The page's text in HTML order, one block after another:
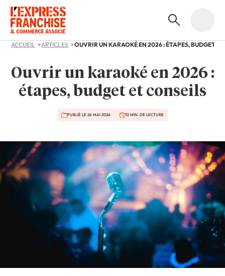
ACCUEIL ARTICLES
Ouvrir un karaoké en 2026 :
étapes, budget et conseils
PUBLIÉ LE 26 MAI 2026 10 MIN. DE LECTURE